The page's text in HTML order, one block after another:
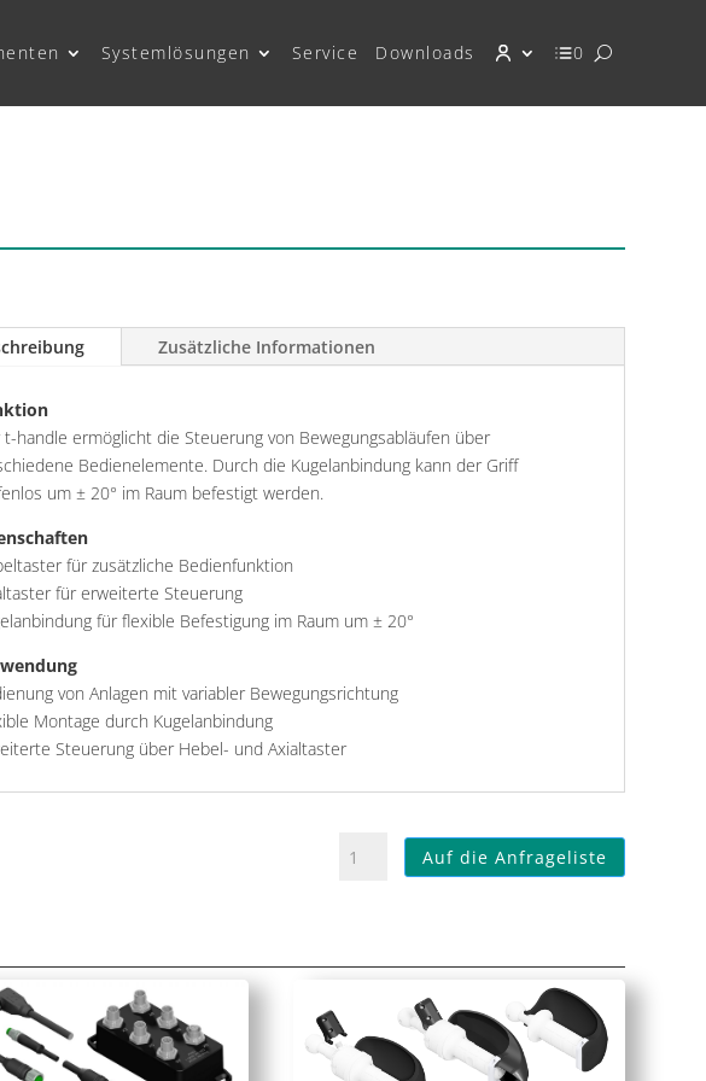
Systemlösungen Service Downloads 0
Zusätzliche Informationen
t-handle ermöglicht die Steuerung von Bewegungsabläufen über
Bedienelemente. Durch die Kugelanbindung kann der Griff
um ± 20° im Raum befestigt werden.
für zusätzliche Bedienfunktion
für erweiterte Steuerung
für flexible Befestigung im Raum um ± 20°
von Anlagen mit variabler Bewegungsrichtung
Montage durch Kugelanbindung
Steuerung über Hebel- und Axialtaster
Auf die Anfrageliste